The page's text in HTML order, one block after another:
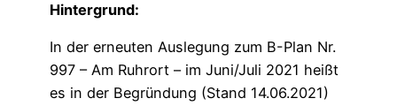
Hintergrund:
In der erneuten Auslegung zum B-Plan Nr.
997 – Am Ruhrort – im Juni/Juli 2021 heißt
es in der Begründung (Stand 14.06.2021)